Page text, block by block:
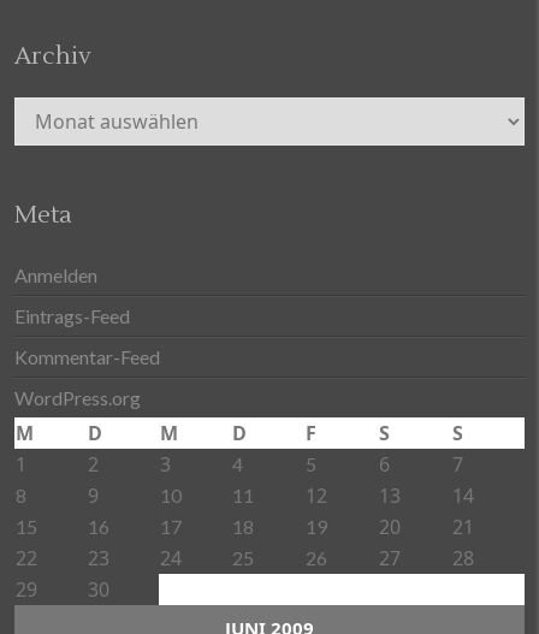
Archiv
Archiv
Meta
Anmelden
Eintrags-Feed
Kommentar-Feed
WordPress.org
JUNI 2009
M D M D F S
S
1
2 3 4 5 6 7
8 9 10 11 12 13 14
15 16 17 18 19 20
21
22
23 24 25 26 27
28
29
30